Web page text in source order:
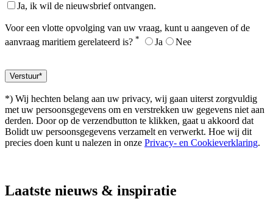
Ja, ik wil de nieuwsbrief ontvangen.
Voor een vlotte opvolging van uw vraag, kunt u aangeven of de
aanvraag maritiem gerelateerd is? * Ja Nee
*) Wij hechten belang aan uw privacy, wij gaan uiterst zorgvuldig
met uw persoonsgegevens om en verstrekken uw gegevens niet aan
derden. Door op de verzendbutton te klikken, gaat u akkoord dat
Bolidt uw persoonsgegevens verzamelt en verwerkt. Hoe wij dit
precies doen kunt u nalezen in onze Privacy- en Cookieverklaring.
Laatste nieuws & inspiratie